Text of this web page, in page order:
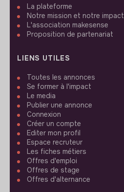
La plateforme
Notre mission et notre impact
L'association makesense
Proposition de partenariat
LIENS UTILES
Toutes les annonces
Se former à l'impact
Le media
Publier une annonce
Connexion
Créer un compte
Editer mon profil
Espace recruteur
Les fiches métiers
Offres d'emploi
Offres de stage
Offres d'alternance